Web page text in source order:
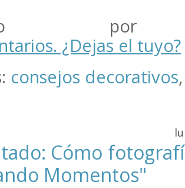
por
¿Dejas el tuyo?
consejos decorativos
Cómo
Momentos"